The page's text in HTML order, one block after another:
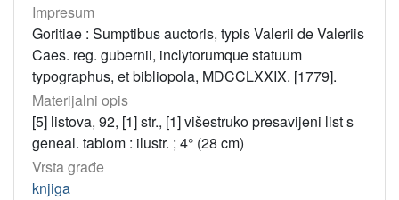
Impresum
Goritiae : Sumptibus auctoris, typis Valerii de Valeriis
Caes. reg. gubernii, inclytorumque statuum
typographus, et bibliopola, MDCCLXXIX. [1779].
Materijalni opis
[5] listova, 92, [1] str., [1] višestruko presavijeni list s
geneal. tablom : ilustr. ; 4° (28 cm)
Vrsta građe
knjiga